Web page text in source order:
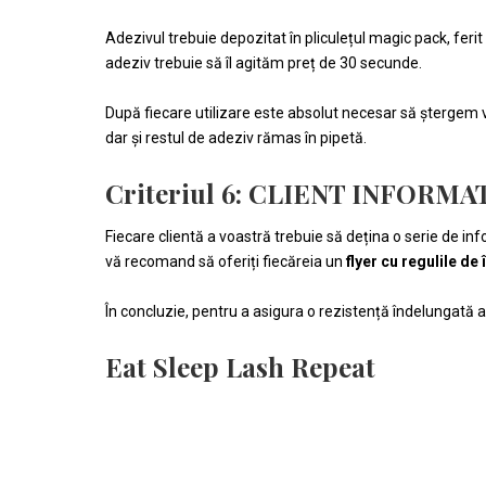
Adezivul trebuie depozitat în pliculețul magic pack,
adeziv trebuie să îl agităm preț de 30 secunde.
După fiecare utilizare este absolut necesar să
dar și restul de adeziv rămas în pipetă.
Criteriul 6: CLIENT
Fiecare clientă a voastră trebuie să dețina o serie de
vă recomand să oferiți fiecăreia unflyer cu regulile de
În concluzie, pentru a asigura o rezistență îndelungată
Eat Sleep Lash Repeat